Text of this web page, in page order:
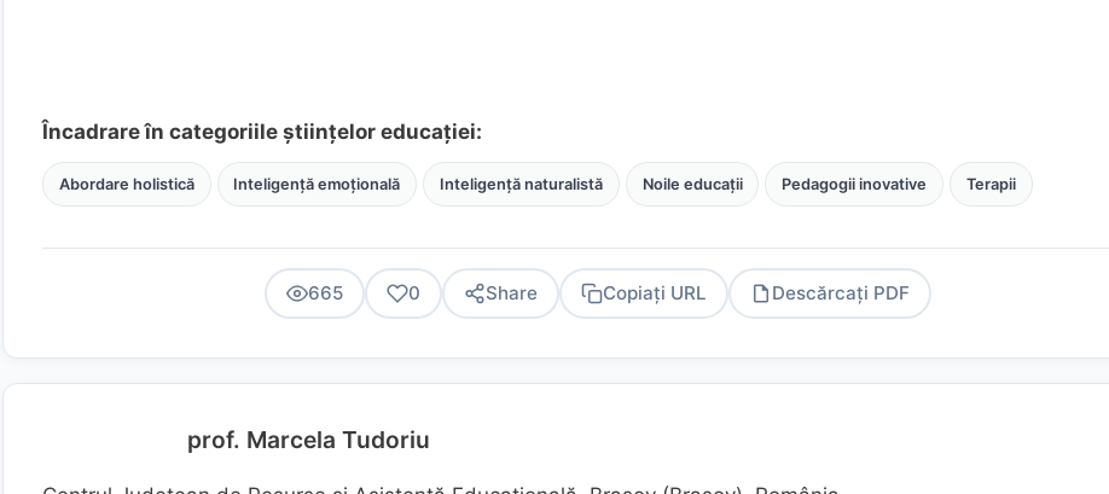
Încadrare în categoriile științelor educației:
Abordare holistică Inteligență emoțională Inteligență naturalistă Noile educații Pedagogii inovative Terapii
665 0 Share Copiați URL Descărcați PDF
prof. Marcela Tudoriu